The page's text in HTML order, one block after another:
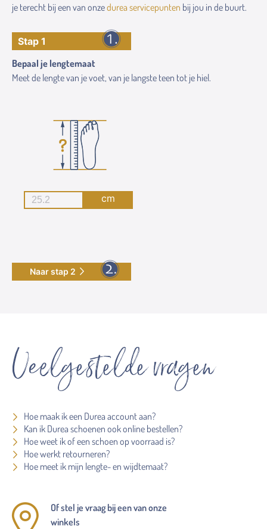
je terecht bij een van onzedurea servicepunten bij jou in de buurt.
Stap 1
Bepaal je lengtemaat
Meet de lengte van je voet, van je langste teen tot je hiel.
cm
Naar stap 2
Veelgestelde vragen
Hoe maak ik een Durea account aan?
Kan ik Durea schoenen ook online bestellen?
Hoe weet ik of een schoen op voorraad is?
Hoe werkt retourneren?
Hoe meet ik mijn lengte- en wijdtemaat?
Of stel je vraag bij een van onze
winkels